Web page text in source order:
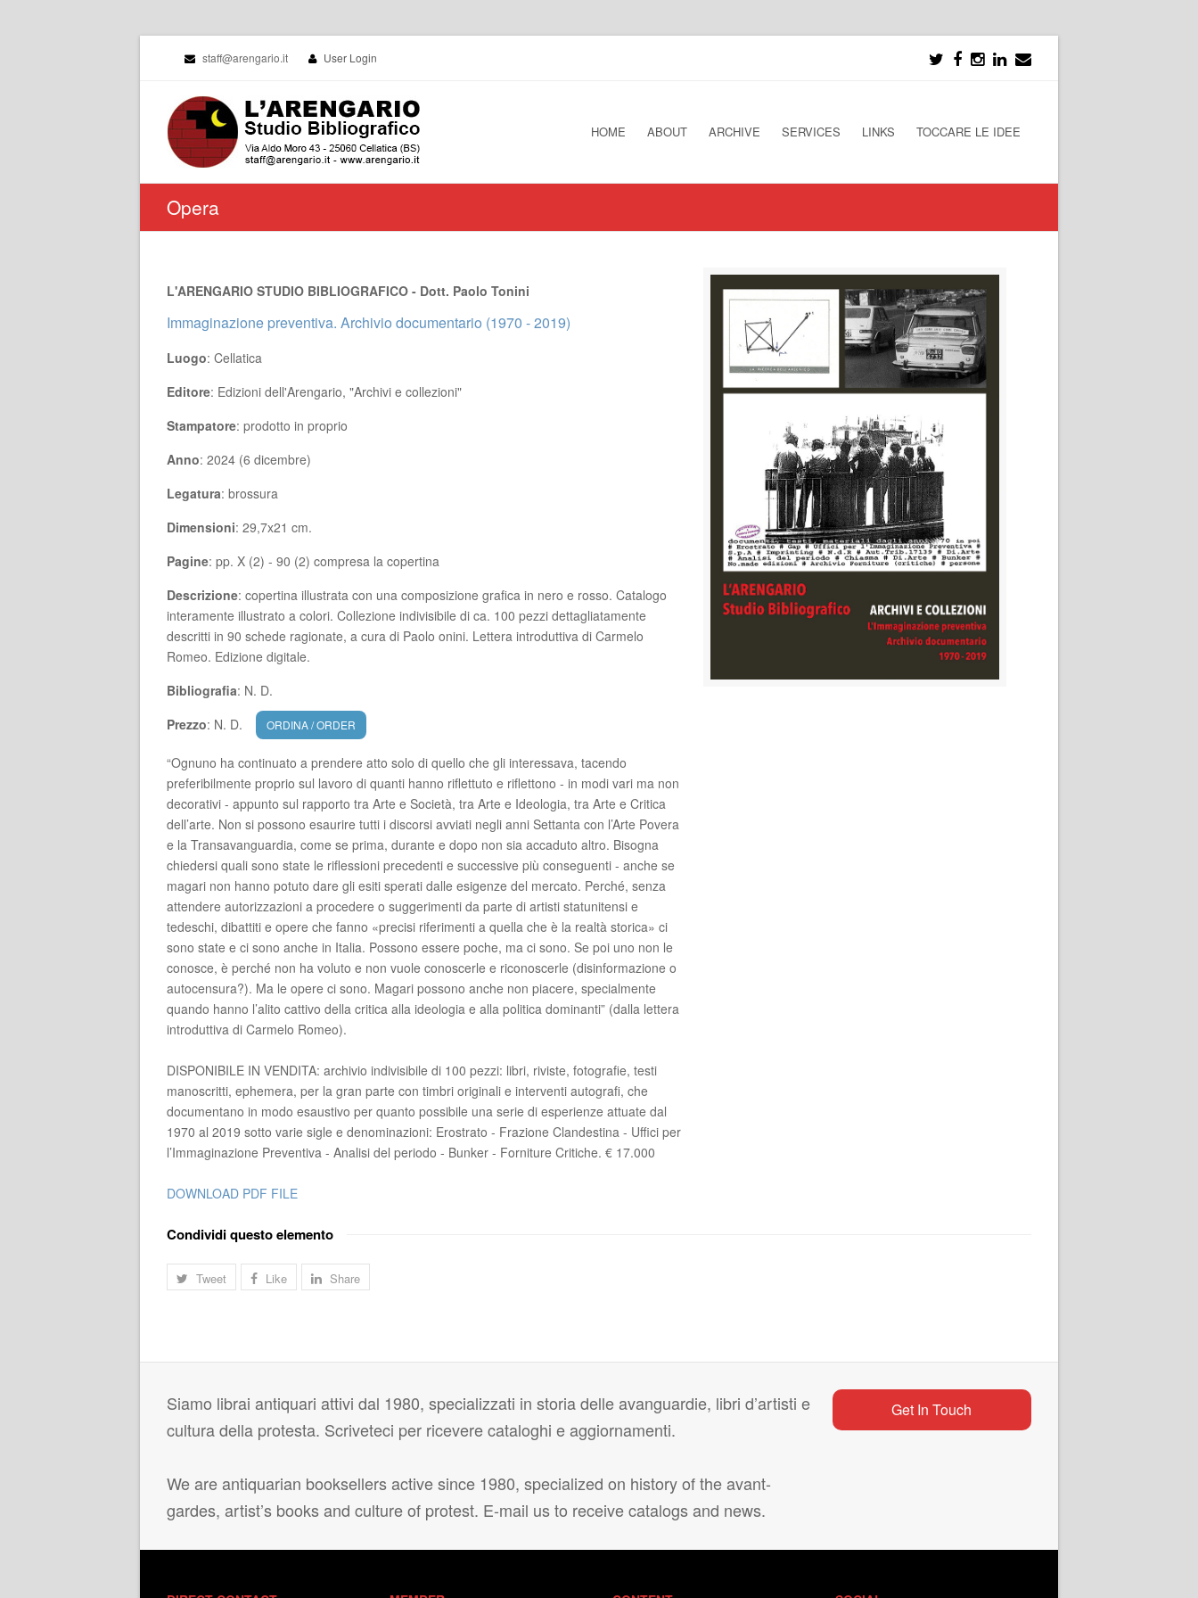
staff@arengario.it User Login
HOME ABOUT ARCHIVE SERVICES LINKS TOCCARE LE IDEE
Opera
L'ARENGARIO STUDIO BIBLIOGRAFICO - Dott. Paolo Tonini
Immaginazione preventiva. Archivio documentario (1970 - 2019)
Luogo: Cellatica
Editore: Edizioni dell'Arengario, "Archivi e collezioni"
Stampatore: prodotto in proprio
Anno: 2024 (6 dicembre)
Legatura: brossura
Dimensioni: 29,7x21 cm.
Pagine: pp. X (2) - 90 (2) compresa la copertina
Descrizione: copertina illustrata con una composizione grafica in nero e rosso. Catalogo
interamente illustrato a colori. Collezione indivisibile di ca. 100 pezzi dettagliatamente
descritti in 90 schede ragionate, a cura di Paolo onini. Lettera introduttiva di Carmelo
Romeo. Edizione digitale.
Bibliografia: N. D.
Prezzo: N. D. ORDINA / ORDER
“Ognuno ha continuato a prendere atto solo di quello che gli interessava, tacendo
preferibilmente proprio sul lavoro di quanti hanno riflettuto e riflettono - in modi vari ma non
decorativi - appunto sul rapporto tra Arte e Società, tra Arte e Ideologia, tra Arte e Critica
dell’arte. Non si possono esaurire tutti i discorsi avviati negli anni Settanta con l’Arte Povera
e la Transavanguardia, come se prima, durante e dopo non sia accaduto altro. Bisogna
chiedersi quali sono state le riflessioni precedenti e successive più conseguenti - anche se
magari non hanno potuto dare gli esiti sperati dalle esigenze del mercato. Perché, senza
attendere autorizzazioni a procedere o suggerimenti da parte di artisti statunitensi e
tedeschi, dibattiti e opere che fanno «precisi riferimenti a quella che è la realtà storica» ci
sono state e ci sono anche in Italia. Possono essere poche, ma ci sono. Se poi uno non le
conosce, è perché non ha voluto e non vuole conoscerle e riconoscerle (disinformazione o
autocensura?). Ma le opere ci sono. Magari possono anche non piacere, specialmente
quando hanno l’alito cattivo della critica alla ideologia e alla politica dominanti” (dalla lettera
introduttiva di Carmelo Romeo).
DISPONIBILE IN VENDITA: archivio indivisibile di 100 pezzi: libri, riviste, fotografie, testi
manoscritti, ephemera, per la gran parte con timbri originali e interventi autografi, che
documentano in modo esaustivo per quanto possibile una serie di esperienze attuate dal
1970 al 2019 sotto varie sigle e denominazioni: Erostrato - Frazione Clandestina - Uffici per
l’Immaginazione Preventiva - Analisi del periodo - Bunker - Forniture Critiche. € 17.000
DOWNLOAD PDF FILE
Condividi questo elemento
Tweet Like Share
Siamo librai antiquari attivi dal 1980, specializzati in storia delle avanguardie, libri d’artisti e
cultura della protesta. Scriveteci per ricevere cataloghi e aggiornamenti.
We are antiquarian booksellers active since 1980, specialized on history of the avant-
gardes, artist’s books and culture of protest. E-mail us to receive catalogs and news.
Get In Touch